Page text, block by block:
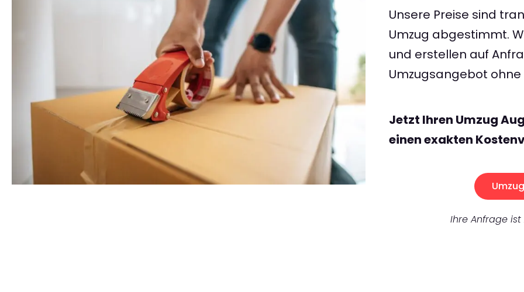
Unsere Preise sind
Umzug abgestimmt.
und erstellen auf
Umzugsangebot
Jetzt Ihren Umzug
einen exakten
Ihre Anfrage ist